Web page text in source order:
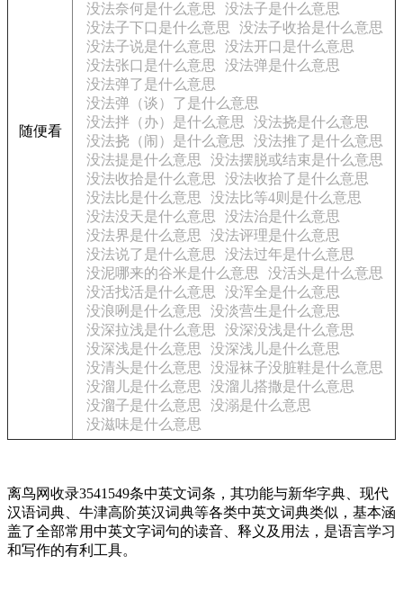
随便看
没法奈何是什么意思
没法子是什么意思
没法子下口是什么意思
没法子收拾是什么意思
没法子说是什么意思
没法开口是什么意思
没法张口是什么意思
没法弹是什么意思
没法弹了是什么意思
没法弹（谈）了是什么意思
没法拌（办）是什么意思
没法挠是什么意思
没法挠（闹）是什么意思
没法推了是什么意思
没法提是什么意思
没法摆脱或结束是什么意思
没法收拾是什么意思
没法收拾了是什么意思
没法比是什么意思
没法比等4则是什么意思
没法没天是什么意思
没法治是什么意思
没法界是什么意思
没法评理是什么意思
没法说了是什么意思
没法过年是什么意思
没泥哪来的谷米是什么意思
没活头是什么意思
没活找活是什么意思
没浑全是什么意思
没浪咧是什么意思
没淡营生是什么意思
没深拉浅是什么意思
没深没浅是什么意思
没深浅是什么意思
没深浅儿是什么意思
没清头是什么意思
没湿袜子没脏鞋是什么意思
没溜儿是什么意思
没溜儿搭撒是什么意思
没溜子是什么意思
没溺是什么意思
没滋味是什么意思
离鸟网收录3541549条中英文词条，其功能与新华字典、现代
汉语词典、牛津高阶英汉词典等各类中英文词典类似，基本涵
盖了全部常用中英文字词句的读音、释义及用法，是语言学习
和写作的有利工具。